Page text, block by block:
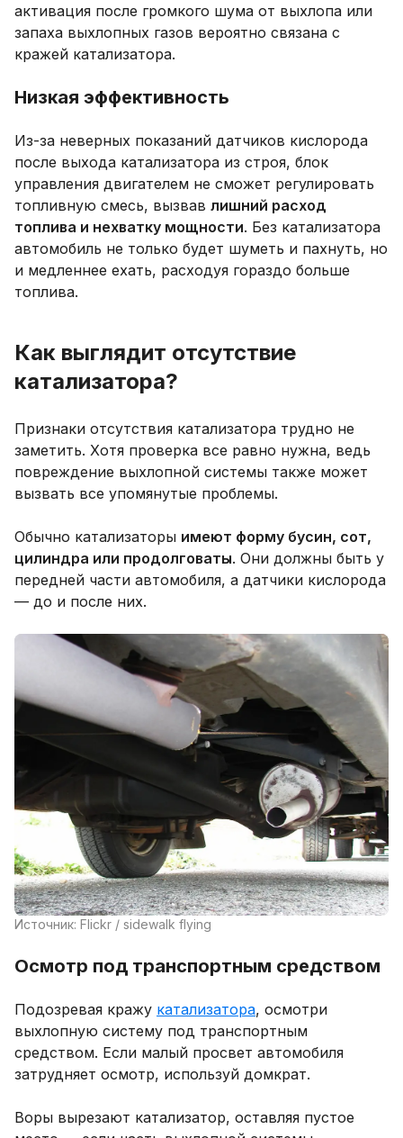
активация после громкого шума от выхлопа или
запаха выхлопных газов вероятно связана с
кражей катализатора.
Низкая эффективность
Из-за неверных показаний датчиков кислорода
после выхода катализатора из строя, блок
управления двигателем не сможет регулировать
топливную смесь, вызвав лишний расход
топлива и нехватку мощности. Без катализатора
автомобиль не только будет шуметь и пахнуть, но
и медленнее ехать, расходуя гораздо больше
топлива.
Как выглядит отсутствие
катализатора?
Признаки отсутствия катализатора трудно не
заметить. Хотя проверка все равно нужна, ведь
повреждение выхлопной системы также может
вызвать все упомянутые проблемы.
Обычно катализаторы имеют форму бусин, сот,
цилиндра или продолговаты. Они должны быть у
передней части автомобиля, а датчики кислорода
— до и после них.
Источник: Flickr / sidewalk flying
Осмотр под транспортным средством
Подозревая кражу катализатора, осмотри
выхлопную систему под транспортным
средством. Если малый просвет автомобиля
затрудняет осмотр, используй домкрат.
Воры вырезают катализатор, оставляя пустое